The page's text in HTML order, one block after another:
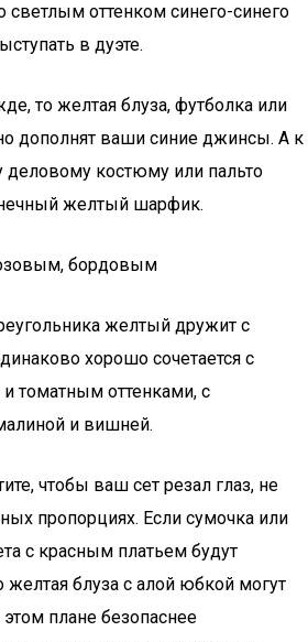
оттенком синего-синего
в дуэте.
то желтая блуза, футболка или
дополнят ваши синие джинсы. А к
костюму или пальто
желтый шарфик.
бордовым
желтый дружит с
хорошо сочетается с
томатным оттенками, с
и вишней.
чтобы ваш сет резал глаз, не
пропорциях. Если сумочка или
с красным платьем будут
желтая блуза с алой юбкой могут
плане безопаснее